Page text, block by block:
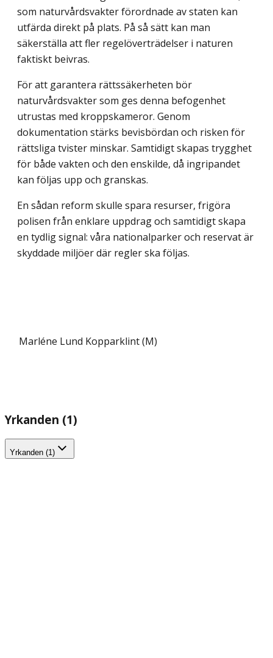
som naturvårdsvakter förordnade av staten kan
utfärda direkt på plats. På så sätt kan man
säkerställa att fler regelöverträdelser i naturen
faktiskt beivras.
För att garantera rättssäkerheten bör
naturvårdsvakter som ges denna befogenhet
utrustas med kroppskameror. Genom
dokumentation stärks bevisbördan och risken för
rättsliga tvister minskar. Samtidigt skapas trygghet
för både vakten och den enskilde, då ingripandet
kan följas upp och granskas.
En sådan reform skulle spara resurser, frigöra
polisen från enklare uppdrag och samtidigt skapa
en tydlig signal: våra nationalparker och reservat är
skyddade miljöer där regler ska följas.
Marléne Lund Kopparklint (M)
Yrkanden (1)
Yrkanden (1)